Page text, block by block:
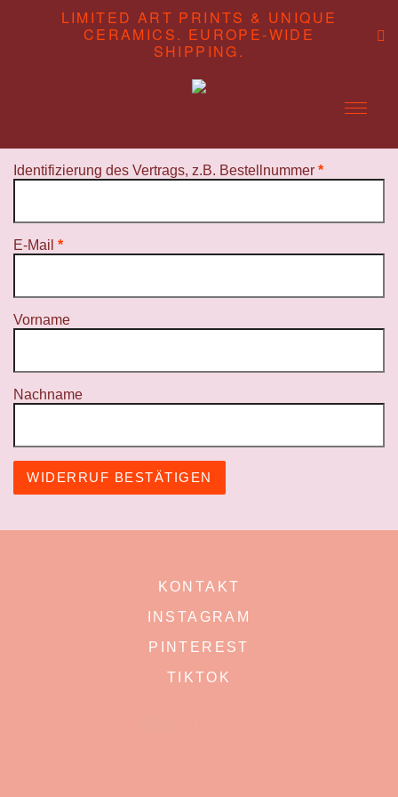
LIMITED ART PRINTS & UNIQUE
CERAMICS. EUROPE-WIDE
SHIPPING.
ABOUT
Identifizierung des Vertrags, z.B. Bestellnummer *
E-Mail *
E-
Vorname
Nachname
WIDERRUF BESTÄTIGEN
KONTAKT
INSTAGRAM
PINTEREST
TIKTOK